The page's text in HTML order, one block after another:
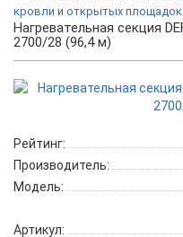
кровли и открытых площадок
Нагревательная секция
2700/28 (96,4 м)
Рейтинг:
Производитель:
Модель:
Артикул: